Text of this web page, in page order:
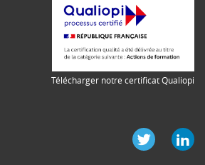
Télécharger notre certificat Qualiopi